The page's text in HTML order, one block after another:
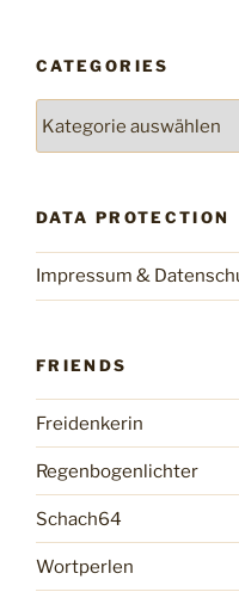
CATEGORIES
DATA PROTECTION
Impressum &
FRIENDS
Freidenkerin
Regenbogenlichter
Schach64
Wortperlen